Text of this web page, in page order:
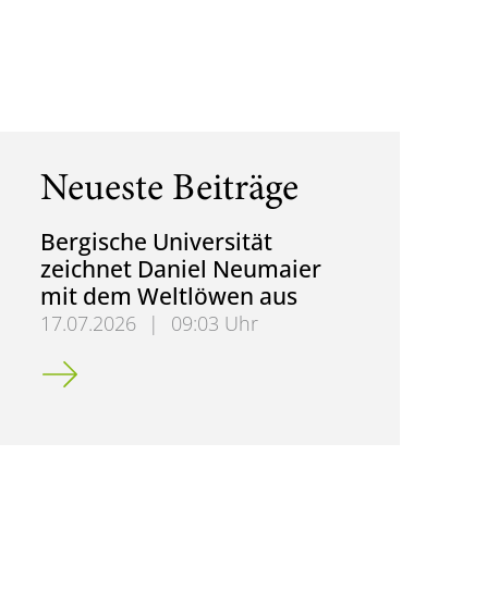
Neueste Beiträge
Bergische Universität
zeichnet Daniel Neumaier
mit dem Weltlöwen aus
17.07.2026 |
09:03 Uhr
Bergische Universität zeichnet Daniel Neumaier